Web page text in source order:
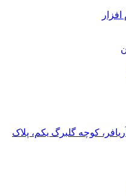
گلبرگ یکم، پلاک